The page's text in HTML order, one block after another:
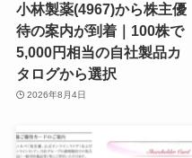
小林製薬(4967)から株主優
待の案内が到着｜100株で
5,000円相当の自社製品カ
タログから選択
2026年8月4日